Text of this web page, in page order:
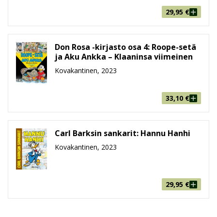
29,95 €
Don Rosa -kirjasto osa 4: Roope-setä
ja Aku Ankka – Klaaninsa viimeinen
Kovakantinen, 2023
33,10 €
Carl Barksin sankarit: Hannu Hanhi
Kovakantinen, 2023
29,95 €